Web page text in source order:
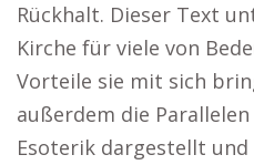
Rückhalt. Dieser Text
Kirche für viele von
Vorteile sie mit sich
außerdem die
Esoterik dargestellt